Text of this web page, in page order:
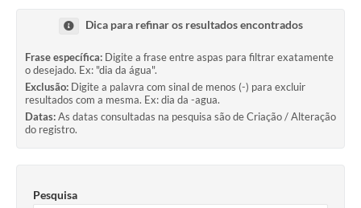
Transparência
Concursos e Processos Seletivos
Inclusão e Acessibilidade
Tributos Online
Dica para refinar os resultados encontrados
Frase específica: Digite a frase entre aspas para filtrar exatamente
o desejado. Ex: "dia da água".
Exclusão: Digite a palavra com sinal de menos (-) para excluir
resultados com a mesma. Ex: dia da -agua.
Datas:As datas consultadas na pesquisa são de Criação / Alteração
do registro.
Pesquisa